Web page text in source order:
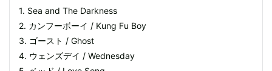
1. Sea and The Darkness
2. カンフーボーイ / Kung Fu Boy
3. ゴースト / Ghost
4. ウェンズデイ / Wednesday